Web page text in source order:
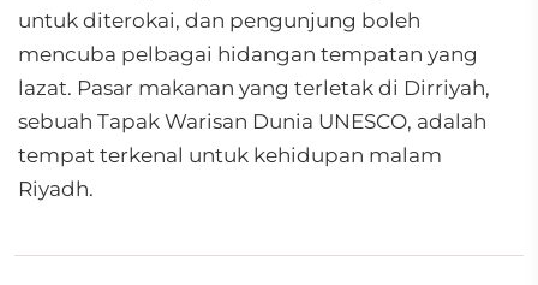
untuk diterokai, dan pengunjung boleh
mencuba pelbagai hidangan tempatan yang
lazat. Pasar makanan yang terletak di Dirriyah,
sebuah Tapak Warisan Dunia UNESCO, adalah
tempat terkenal untuk kehidupan malam
Riyadh.